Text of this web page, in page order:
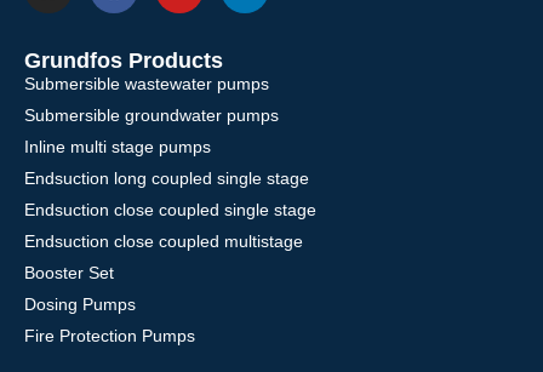
Grundfos Products
Submersible wastewater pumps
Submersible groundwater pumps
Inline multi stage pumps
Endsuction long coupled single stage
Endsuction close coupled single stage
Endsuction close coupled multistage
Booster Set
Dosing Pumps
Fire Protection Pumps